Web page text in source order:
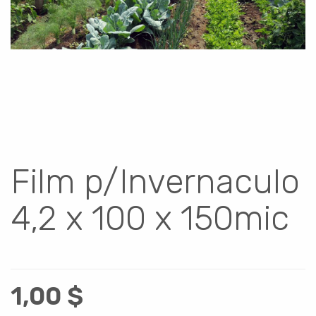
Film p/Invernaculo
4,2 x 100 x 150mic
1,00 $